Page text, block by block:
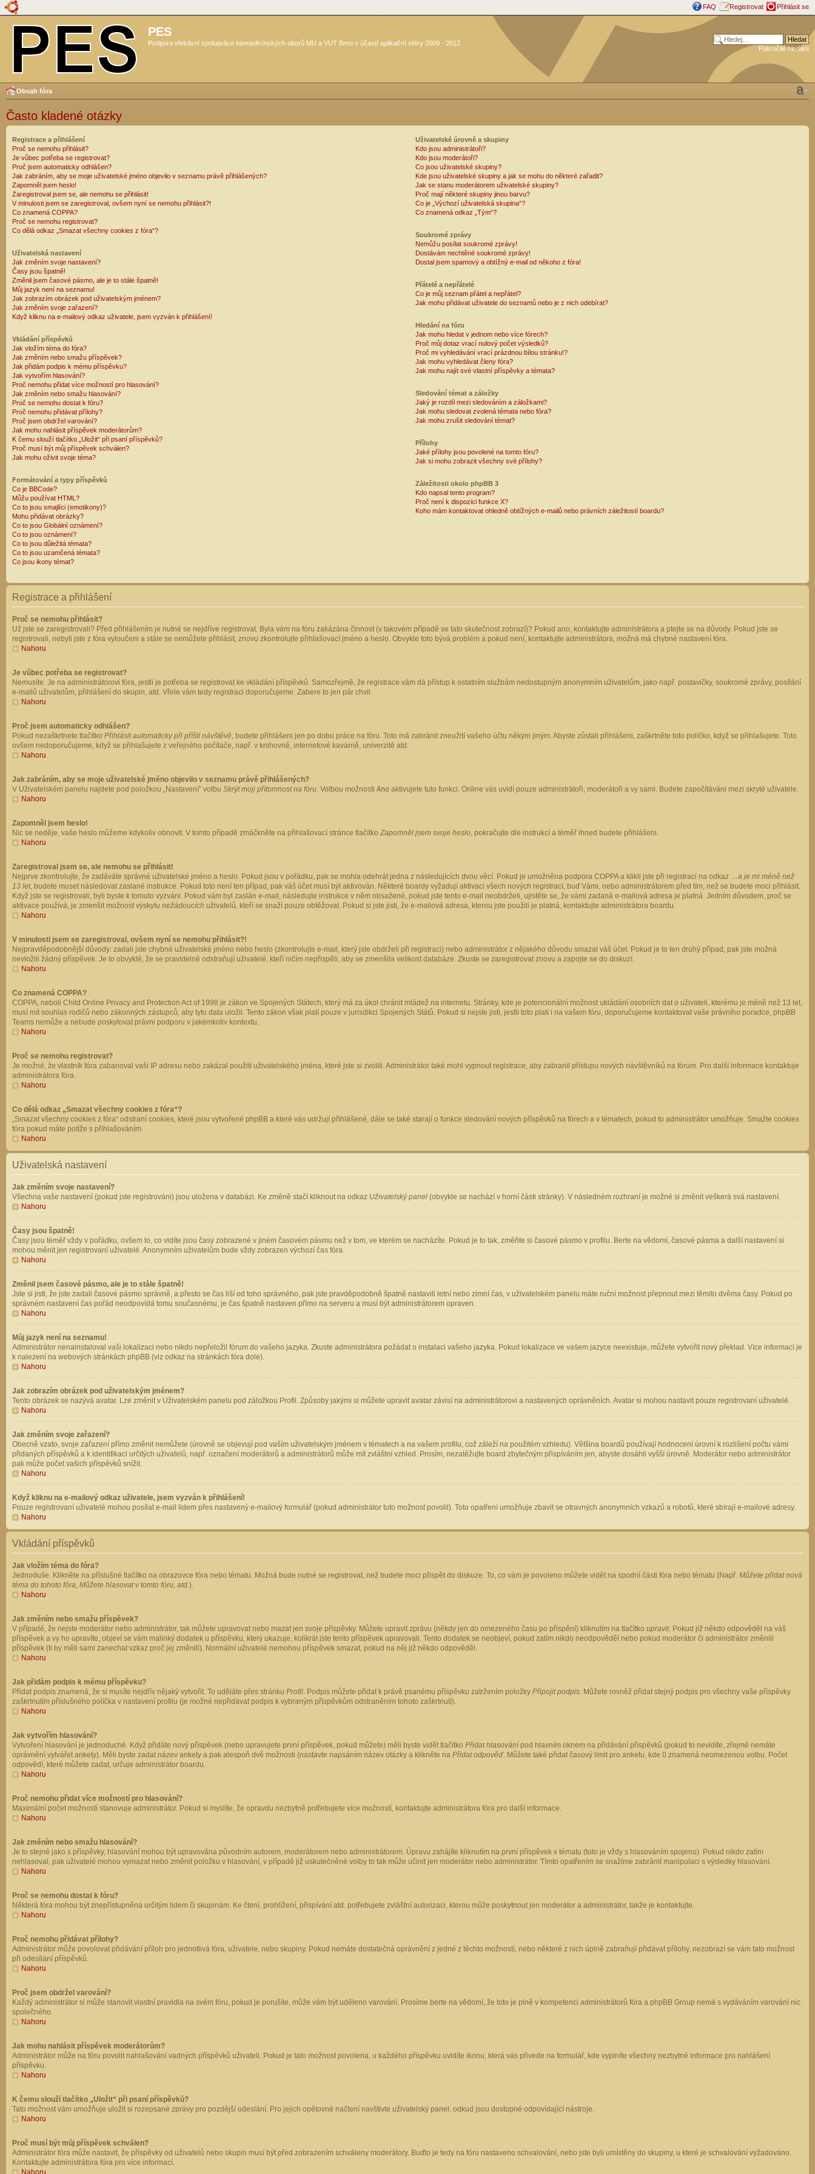
FAQ Registrovat Přihlásit se
PES
Podpora efektivní spolupráce biomedicínských oborů MU a VUT Brno s účastí aplikační sféry 2009 - 2012
Pokročilé hledání
Obsah fóra
Často kladené otázky
Registrace a přihlášení
Proč se nemohu přihlásit?
Je vůbec potřeba se registrovat?
Proč jsem automaticky odhlášen?
Jak zabráním, aby se moje uživatelské jméno objevilo v seznamu právě přihlášených?
Zapomněl jsem heslo!
Zaregistroval jsem se, ale nemohu se přihlásit!
V minulosti jsem se zaregistroval, ovšem nyní se nemohu přihlásit?!
Co znamená COPPA?
Proč se nemohu registrovat?
Co dělá odkaz „Smazat všechny cookies z fóra“?
Uživatelská nastavení
Jak změním svoje nastavení?
Časy jsou špatně!
Změnil jsem časové pásmo, ale je to stále špatně!
Můj jazyk není na seznamu!
Jak zobrazím obrázek pod uživatelským jménem?
Jak změním svoje zařazení?
Když kliknu na e-mailový odkaz uživatele, jsem vyzván k přihlášení!
Vkládání příspěvků
Jak vložím téma do fóra?
Jak změním nebo smažu příspěvek?
Jak přidám podpis k mému příspěvku?
Jak vytvořím hlasování?
Proč nemohu přidat více možností pro hlasování?
Jak změním nebo smažu hlasování?
Proč se nemohu dostat k fóru?
Proč nemohu přidávat přílohy?
Proč jsem obdržel varování?
Jak mohu nahlásit příspěvek moderátorům?
K čemu slouží tlačítko „Uložit“ při psaní příspěvků?
Proč musí být můj příspěvek schválen?
Jak mohu oživit svoje téma?
Formátování a typy příspěvků
Co je BBCode?
Můžu používat HTML?
Co to jsou smajlíci (emotikony)?
Mohu přidávat obrázky?
Co to jsou Globální oznámení?
Co to jsou oznámení?
Co to jsou důležitá témata?
Co to jsou uzamčená témata?
Co jsou ikony témat?
Uživatelské úrovně a skupiny
Kdo jsou administrátoři?
Kdo jsou moderátoři?
Co jsou uživatelské skupiny?
Kde jsou uživatelské skupiny a jak se mohu do některé zařadit?
Jak se stanu moderátorem uživatelské skupiny?
Proč mají některé skupiny jinou barvu?
Co je „Výchozí uživatelská skupina“?
Co znamená odkaz „Tým“?
Soukromé zprávy
Nemůžu posílat soukromé zprávy!
Dostávám nechtěné soukromé zprávy!
Dostal jsem spamový a obtížný e-mail od někoho z fóra!
Přátelé a nepřátelé
Co je můj seznam přátel a nepřátel?
Jak mohu přidávat uživatele do seznamů nebo je z nich odebírat?
Hledání na fóru
Jak mohu hledat v jednom nebo více fórech?
Proč můj dotaz vrací nulový počet výsledků?
Proč mi vyhledávání vrací prázdnou bílou stránku!?
Jak mohu vyhledávat členy fóra?
Jak mohu najít své vlastní příspěvky a témata?
Sledování témat a záložky
Jaký je rozdíl mezi sledováním a záložkami?
Jak mohu sledovat zvolená témata nebo fóra?
Jak mohu zrušit sledování témat?
Přílohy
Jaké přílohy jsou povolené na tomto fóru?
Jak si mohu zobrazit všechny své přílohy?
Záležitosti okolo phpBB 3
Kdo napsal tento program?
Proč není k dispozici funkce X?
Koho mám kontaktovat ohledně obtížných e-mailů nebo právních záležitostí boardu?
Registrace a přihlášení
Proč se nemohu přihlásit?
Už jste se zaregistrovali? Před přihlášením je nutné se nejdříve registrovat. Byla vám na fóru zakázána činnost (v takovém případě se tato skutečnost zobrazí)? Pokud ano, kontaktujte administrátora a ptejte se na důvody. Pokud jste se
registrovali, nebyli jste z fóra vyloučeni a stále se nemůžete přihlásit, znovu zkontrolujte přihlašovací jméno a heslo. Obvykle toto bývá problém a pokud není, kontaktujte administrátora, možná má chybné nastavení fóra.
Nahoru
Je vůbec potřeba se registrovat?
Nemusíte. Je na administrátorovi fóra, jestli je potřeba se registrovat ke vkládání příspěvků. Samozřejmě, že registrace vám dá přístup k ostatním službám nedostupným anonymním uživatelům, jako např. postavičky, soukromé zprávy, posílání
e-mailů uživatelům, přihlášení do skupin, atd. Vřele vám tedy registraci doporučujeme. Zabere to jen pár chvil.
Nahoru
Proč jsem automaticky odhlášen?
Pokud nezaškrtnete tlačítko Přihlásit automaticky při příští návštěvě, budete přihlášeni jen po dobu práce na fóru. Toto má zabránit zneužití vašeho účtu někým jiným. Abyste zůstali přihlášeni, zaškrtněte toto políčko, když se přihlašujete. Toto
ovšem nedoporučujeme, když se přihlašujete z veřejného počítače, např. v knihovně, internetové kavárně, univerzitě atd.
Nahoru
Jak zabráním, aby se moje uživatelské jméno objevilo v seznamu právě přihlášených?
V Uživatelském panelu najdete pod položkou „Nastavení“ volbu Skrýt moji přítomnost na fóru. Volbou možnosti Ano aktivujete tuto funkci. Online vás uvidí pouze administrátoři, moderátoři a vy sami. Budete započítáváni mezi skryté uživatele.
Nahoru
Zapomněl jsem heslo!
Nic se neděje, vaše heslo můžeme kdykoliv obnovit. V tomto případě zmáčkněte na přihlašovací stránce tlačítko Zapomněl jsem svoje heslo, pokračujte dle instrukcí a téměř ihned budete přihlášeni.
Nahoru
Zaregistroval jsem se, ale nemohu se přihlásit!
Nejprve zkontrolujte, že zadáváte správné uživatelské jméno a heslo. Pokud jsou v pořádku, pak se mohla odehrát jedna z následujících dvou věcí. Pokud je umožněna podpora COPPA a klikli jste při registraci na odkaz …a je mi méně než
13 let, budete muset následovat zaslané instrukce. Pokud toto není ten případ, pak váš účet musí být aktivován. Některé boardy vyžadují aktivaci všech nových registrací, buď Vámi, nebo administrátorem před tím, než se budete moci přihlásit.
Když jste se registrovali, byli byste k tomuto vyzváni. Pokud vám byl zaslán e-mail, následujte instrukce v něm obsažené, pokud jste tento e-mail neobdrželi, ujistěte se, že vámi zadaná e-mailová adresa je platná. Jedním důvodem, proč se
aktivace používá, je zmenšit možnost výskytu nežádoucích uživatelů, kteří se snaží pouze obtěžovat. Pokud si jste jisti, že e-mailová adresa, kterou jste použili je platná, kontaktujte administrátora boardu.
Nahoru
V minulosti jsem se zaregistroval, ovšem nyní se nemohu přihlásit?!
Nejpravděpodobnější důvody: zadali jste chybné uživatelské jméno nebo heslo (zkontrolujte e-mail, který jste obdrželi při registraci) nebo administrátor z nějakého důvodu smazal váš účet. Pokud je to ten druhý případ, pak jste možná
nevložili žádný příspěvek. Je to obvyklé, že se pravidelně odstraňují uživatelé, kteří ničím nepřispěli, aby se zmenšila velikost databáze. Zkuste se zaregistrovat znovu a zapojte se do diskuzí.
Nahoru
Co znamená COPPA?
COPPA, neboli Child Online Privacy and Protection Act of 1998 je zákon ve Spojených Státech, který má za úkol chránit mládež na internetu. Stránky, kde je potencionální možnost ukládání osobních dat o uživateli, kterému je méně než 13 let,
musí mít souhlas rodičů nebo zákonných zástupců, aby tyto data uložil. Tento zákon však platí pouze v jurisdikci Spojených Států. Pokud si nejste jisti, jestli toto platí i na vašem fóru, doporučujeme kontaktovat vaše právního poradce, phpBB
Teams nemůže a nebude poskytovat právni podporu v jakémkoliv kontextu.
Nahoru
Proč se nemohu registrovat?
Je možné, že vlastník fóra zabanoval vaši IP adresu nebo zakázal použití uživatelského jména, které jste si zvolili. Administrátor také mohl vypnout registrace, aby zabranil přístupu nových návštěvníků na fórum. Pro další informace kontaktuje
administrátora fóra.
Nahoru
Co dělá odkaz „Smazat všechny cookies z fóra“?
„Smazat všechny cookies z fóra“ odstraní cookies, které jsou vytvořené phpBB a které vás udržují přihlášené, dále se také starají o funkce sledování nových příspěvků na fórech a v tématech, pokud to administrátor umožňuje. Smažte cookies
fóra pokud máte potíže s přihlašováním.
Nahoru
Uživatelská nastavení
Jak změním svoje nastavení?
Všechna vaše nastavení (pokud jste registrováni) jsou uložena v databázi. Ke změně stačí kliknout na odkaz Uživatelský panel (obvykle se nachází v horní části stránky). V následném rozhraní je možné si změnit veškerá svá nastavení.
Nahoru
Časy jsou špatně!
Časy jsou téměř vždy v pořádku, ovšem to, co vidíte jsou časy zobrazené v jiném časovém pásmu než v tom, ve kterém se nacházíte. Pokud je to tak, změňte si časové pásmo v profilu. Berte na vědomí, časové pásma a další nastavení si
mohou měnit jen registrovaní uživatelé. Anonymním uživatelům bude vždy zobrazen výchozí čas fóra.
Nahoru
Změnil jsem časové pásmo, ale je to stále špatně!
Jste si jisti, že jste zadali časové pásmo správně, a přesto se čas liší od toho správného, pak jste pravděpodobně špatně nastavili letní nebo zimní čas, v uživatelském panelu máte ruční možnost přepnout mezi těmito dvěma časy. Pokud po
správném nastavení čas pořád neodpovídá tomu současnému, je čas špatně nastaven přímo na serveru a musí být administrátorem opraven.
Nahoru
Můj jazyk není na seznamu!
Administrátor nenainstaloval vaši lokalizaci nebo nikdo nepřeložil fórum do vašeho jazyka. Zkuste administrátora požádat o instalaci vašeho jazyka. Pokud lokalizace ve vašem jazyce neexistuje, můžete vytvořit nový překlad. Více informací je
k nalezení na webových stránkách phpBB (viz odkaz na stránkách fóra dole).
Nahoru
Jak zobrazím obrázek pod uživatelským jménem?
Tento obrázek se nazývá avatar. Lze změnit v Uživatelském panelu pod záložkou Profil. Způsoby jakými si můžete upravit avatar závisí na administrátorovi a nastavených oprávněních. Avatar si mohou nastavit pouze registrovaní uživatelé.
Nahoru
Jak změním svoje zařazení?
Obecně vzato, svoje zařazení přímo změnit nemůžete (úrovně se objevují pod vaším uživatelským jménem v tématech a na vašem profilu, což záleží na použitém vzhledu). Většina boardů používají hodnocení úrovní k rozlišení počtu vámi
přidaných příspěvků a k identifikaci určitých uživatelů, např. označení moderátorů a administrátorů může mít zvláštní vzhled. Prosím, nezatěžujte board zbytečným přispíváním jen, abyste dosáhli vyšší úrovně. Moderátor nebo administrátor
pak může počet vašich příspěvků snížit.
Nahoru
Když kliknu na e-mailový odkaz uživatele, jsem vyzván k přihlášení!
Pouze registrovaní uživatelé mohou posílat e-mail lidem přes nastavený e-mailový formulář (pokud administrátor tuto možnost povolil). Toto opatření umožňuje zbavit se otravných anonymních vzkazů a robotů, které sbírají e-mailové adresy.
Nahoru
Vkládání příspěvků
Jak vložím téma do fóra?
Jednoduše. Klikněte na příslušné tlačítko na obrazovce fóra nebo tématu. Možná bude nutné se registrovat, než budete moci přispět do diskuze. To, co vám je povoleno můžete vidět na spodní části fóra nebo tématu (Např. Můžete přidat nová
téma do tohoto fóra, Můžete hlasovat v tomto fóru, atd.).
Nahoru
Jak změním nebo smažu příspěvek?
V případě, že nejste moderátor nebo administrátor, tak můžete upravovat nebo mazat jen svoje příspěvky. Můžete upravit zprávu (někdy jen do omezeného času po přispění) kliknutím na tlačítko upravit. Pokud již někdo odpověděl na váš
příspěvek a vy ho upravíte, objeví se vám malinký dodatek u příspěvku, který ukazuje, kolikrát jste tento příspěvek upravovali. Tento dodatek se neobjeví, pokud zatím nikdo neodpověděl nebo pokud moderátor či administrátor změnili
příspěvek (ti by měli sami zanechat vzkaz proč jej změnili). Normální uživatelé nemohou příspěvek smazat, pokud na něj již někdo odpověděl.
Nahoru
Jak přidám podpis k mému příspěvku?
Přidat podpis znamená, že si musíte nejdřív nějaký vytvořit. To uděláte přes stránku Profil. Podpis můžete přidat k právě psanému příspěvku zatržením položky Připojit podpis. Můžete rovněž přidat stejný podpis pro všechny vaše příspěvky
zaškrtnutím příslušného políčka v nastavení profilu (je možné nepřidávat podpis k vybraným příspěvkům odstraněním tohoto zaškrtnutí).
Nahoru
Jak vytvořím hlasování?
Vytvoření hlasování je jednoduché. Když přidáte nový příspěvek (nebo upravujete první příspěvek, pokud můžete) měli byste vidět tlačítko Přidat hlasování pod hlavním oknem na přidávání příspěvků (pokud to nevidíte, zřejmě nemáte
oprávnění vytvářet ankety). Měli byste zadat název ankety a pak alespoň dvě možnosti (nastavte napsáním název otázky a klikněte na Přidat odpověď. Můžete také přidat časový limit pro anketu, kde 0 znamená neomezenou volbu. Počet
odpovědí, které můžete zadat, určuje administrátor boardu.
Nahoru
Proč nemohu přidat více možností pro hlasování?
Maximální počet možností stanovuje administrátor. Pokud si myslíte, že opravdu nezbytně potřebujete více možností, kontaktujte administrátora fóra pro další informace.
Nahoru
Jak změním nebo smažu hlasování?
Je to stejné jako s příspěvky, hlasování mohou být upravována původním autorem, moderátorem nebo administrátorem. Úpravu zahájíte kliknutím na první příspěvek v tématu (toto je vždy s hlasováním spojeno). Pokud nikdo zatím
nehlasoval, pak uživatelé mohou vymazat nebo změnit položku v hlasování, v případě již uskutečněné volby to tak může učinit jen moderátor nebo administrátor. Tímto opatřením se snažíme zabránit manipulaci s výsledky hlasování.
Nahoru
Proč se nemohu dostat k fóru?
Některá fóra mohou být znepřístupněna určitým lidem či skupinám. Ke čtení, prohlížení, přispívání atd. potřebujete zvláštní autorizaci, kterou může poskytnout jen moderátor a administrátor, takže je kontaktujte.
Nahoru
Proč nemohu přidávat přílohy?
Administrátor může povolovat přidávání příloh pro jednotlivá fóra, uživatele, nebo skupiny. Pokud nemáte dostatečná oprávnění z jedné z těchto možností, nebo některé z nich úplně zabraňují přidávat přílohy, nezobrazí se vám tato možnost
při odesílání příspěvků.
Nahoru
Proč jsem obdržel varování?
Každý administrátor si může stanovit vlastní pravidla na svém fóru, pokud je porušíte, může vám být uděleno varování. Prosíme berte na vědomí, že toto je plně v kompetenci administrátorů fóra a phpBB Group nemá s vydáváním varování nic
společného.
Nahoru
Jak mohu nahlásit příspěvek moderátorům?
Administrátor může na fóru povolit nahlašování vadných příspěvků uživateli. Pokud je tato možnost povolena, u každého příspěvku uvidíte ikonu, která vás přivede na formulář, kde vyplníte všechny nezbytné informace pro nahlášení
příspěvku.
Nahoru
K čemu slouží tlačítko „Uložit“ při psaní příspěvků?
Tato možnost vám umožňuje uložit si rozepsané zprávy pro pozdější odeslání. Pro jejich opětovné načtení navštivte uživatelský panel, odkud jsou dostupné odpovídající nástroje.
Nahoru
Proč musí být můj příspěvek schválen?
Administrátor fóra může nastavit, že příspěvky od uživatelů nebo skupin musí být před zobrazením schváleny moderátory. Buďto je tedy na fóru nastaveno schvalování, nebo jste byli umístěny do skupiny, u které je schvalování vyžadováno.
Kontaktujte administrátora fóra pro více informací.
Nahoru